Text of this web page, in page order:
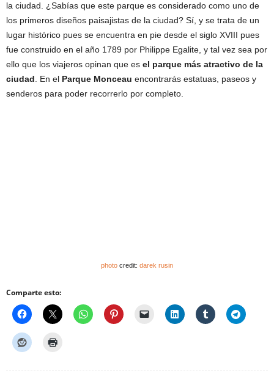
la ciudad. ¿Sabías que este parque es considerado como uno de
los primeros diseños paisajistas de la ciudad? Sí, y se trata de un
lugar histórico pues se encuentra en pie desde el siglo XVIII pues
fue construido en el año 1789 por Philippe Egalite, y tal vez sea por
ello que los viajeros opinan que es el parque más atractivo de la
ciudad . En el Parque Monceau encontrarás estatuas, paseos y
senderos para poder recorrerlo por completo.
photo credit: darek rusin
Comparte esto: